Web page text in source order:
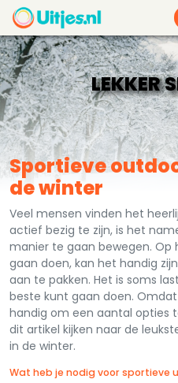
LEKKER
Sportieve
de winter
Veel mensen vinden het
actief bezig te zijn, is het
manier te gaan bewegen.
gaan doen, kan het handig
aan te pakken. Het is soms
beste kunt gaan doen.
handig om een aantal opties
dit artikel kijken naar de
in de winter.
Wat heb je nodig voor sportieve